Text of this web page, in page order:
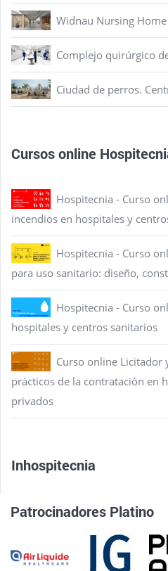
Widnau Nursing Home
Complejo quirúrgico
Ciudad de perros.
Cursos online
Hospitecnia - Curso
incendios en hospitales y
Hospitecnia - Curso
para uso sanitario: diseño,
Hospitecnia - Curso
hospitales y centros sanitarios
Curso online Licitador
prácticos de la contratación en
privados
Inhospitecnia
Patrocinadores Platino